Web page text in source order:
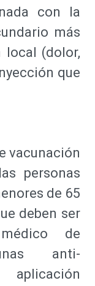
con la
más
local (dolor,
que
vacunación
personas
de 65
deben ser
de
anti-